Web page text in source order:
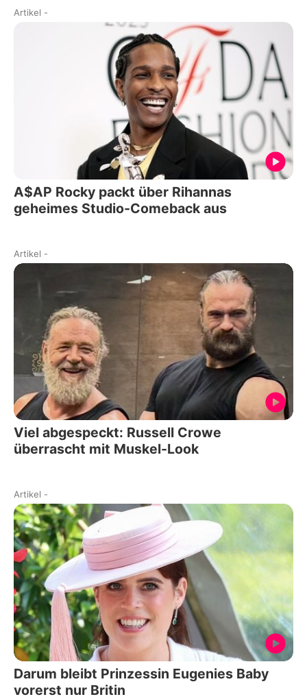
Artikel -
A$AP Rocky packt über Rihannas
geheimes Studio-Comeback aus
Artikel -
Viel abgespeckt: Russell Crowe
überrascht mit Muskel-Look
Artikel -
Darum bleibt Prinzessin Eugenies Baby
vorerst nur Britin